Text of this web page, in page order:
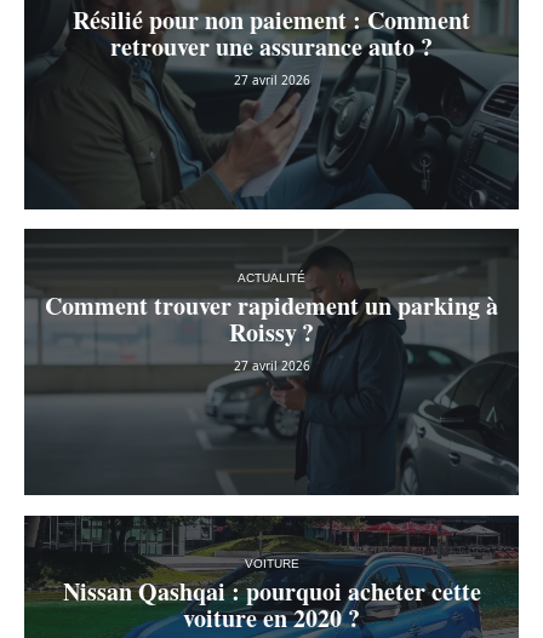
Résilié pour non paiement : Comment
retrouver une assurance auto ?
27 avril 2026
ACTUALITÉ
Comment trouver rapidement un parking à
Roissy ?
27 avril 2026
VOITURE
Nissan Qashqai : pourquoi acheter cette
voiture en 2020 ?